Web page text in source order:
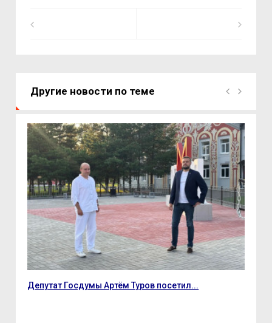
Другие новости по теме
Депутат Госдумы Артём Туров посетил...